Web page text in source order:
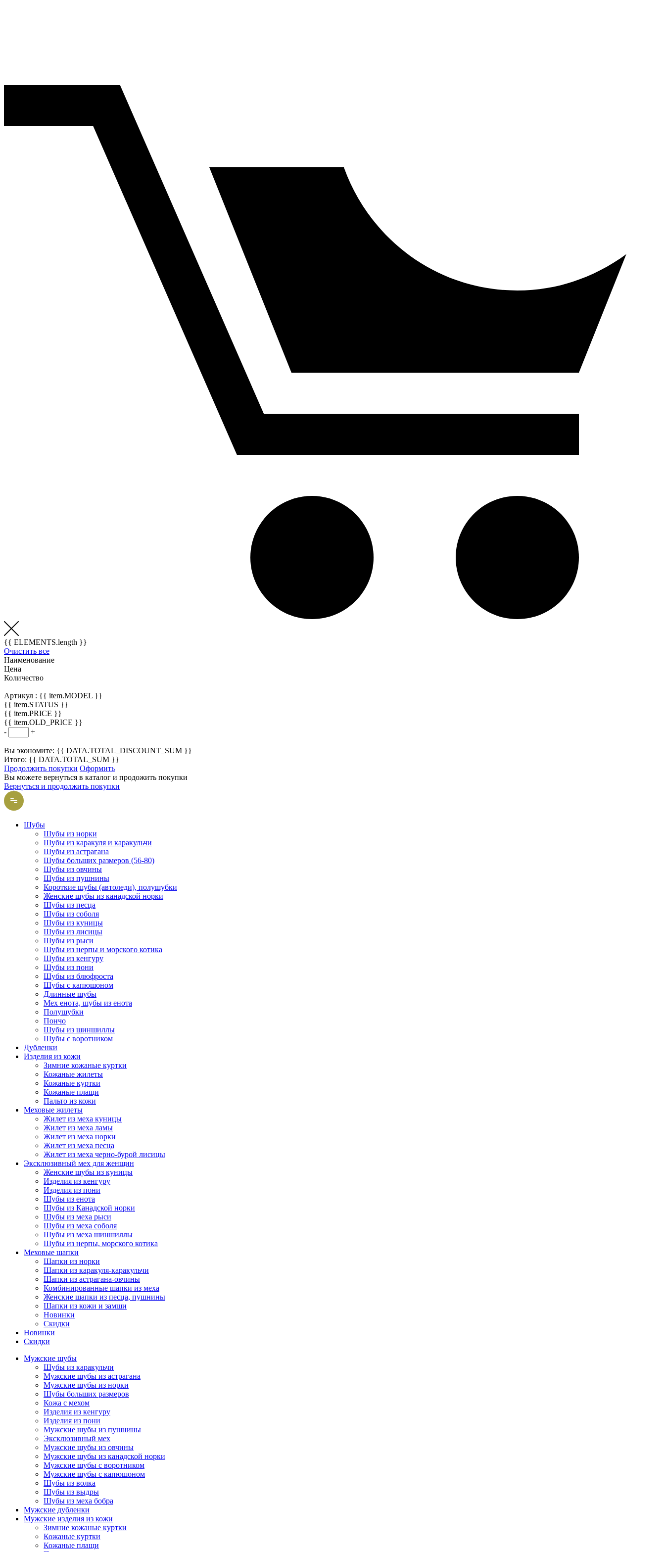
{{ ELEMENTS.length }}
Очистить все
Наименование
Цена
Количество
Артикул : {{ item.MODEL }}
{{ item.STATUS }}
{{ item.PRICE }}
{{ item.OLD_PRICE }}
-
+
Вы экономите: {{ DATA.TOTAL_DISCOUNT_SUM }}
Итого: {{ DATA.TOTAL_SUM }}
Продолжить покупки Оформить
Вы можете вернуться в каталог и продожить покупки
Вернуться и продолжить покупки
Шубы
Шубы из норки
Шубы из каракуля и каракульчи
Шубы из астрагана
Шубы больших размеров (56-80)
Шубы из овчины
Шубы из пушнины
Короткие шубы (автоледи), полушубки
Женские шубы из канадской норки
Шубы из песца
Шубы из соболя
Шубы из куницы
Шубы из лисицы
Шубы из рыси
Шубы из нерпы и морского котика
Шубы из кенгуру
Шубы из пони
Шубы из блюфроста
Шубы с капюшоном
Длинные шубы
Мех енота, шубы из енота
Полушубки
Пончо
Шубы из шиншиллы
Шубы с воротником
Дубленки
Изделия из кожи
Зимние кожаные куртки
Кожаные жилеты
Кожаные куртки
Кожаные плащи
Пальто из кожи
Меховые жилеты
Жилет из меха куницы
Жилет из меха ламы
Жилет из меха норки
Жилет из меха песца
Жилет из меха черно-бурой лисицы
Эксклюзивный мех для женщин
Женские шубы из куницы
Изделия из кенгуру
Изделия из пони
Шубы из енота
Шубы из Канадской норки
Шубы из меха рыси
Шубы из меха соболя
Шубы из меха шиншиллы
Шубы из нерпы, морского котика
Меховые шапки
Шапки из норки
Шапки из каракуля-каракульчи
Шапки из астрагана-овчины
Комбинированные шапки из меха
Женские шапки из песца, пушнины
Шапки из кожи и замши
Новинки
Скидки
Новинки
Скидки
Мужские шубы
Шубы из каракульчи
Мужские шубы из астрагана
Мужские шубы из норки
Шубы больших размеров
Кожа с мехом
Изделия из кенгуру
Изделия из пони
Мужские шубы из пушнины
Эксклюзивный мех
Мужские шубы из овчины
Мужские шубы из канадской норки
Мужские шубы с воротником
Мужские шубы с капюшоном
Шубы из волка
Шубы из выдры
Шубы из меха бобра
Мужские дубленки
Мужские изделия из кожи
Зимние кожаные куртки
Кожаные куртки
Кожаные плащи